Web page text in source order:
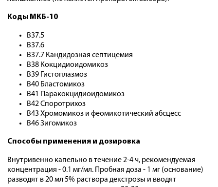
Коды МКБ-10
B37.5
B37.6
B37.7 Кандидозная септицемия
B38 Кокцидиоидомикоз
B39 Гистоплазмоз
B40 Бластомикоз
B41 Паракокцидиоидомикоз
B42 Споротрихоз
B43 Хромомикоз и феомикотический абсцесс
B46 Зигомикоз
Способы применения и дозировка
Внутривенно капельно в течение 2-4 ч, рекомендуемая
концентрация - 0.1 мг/мл. Пробная доза - 1 мг (основание)
разводят в 20 мл 5% раствора декстрозы и вводят